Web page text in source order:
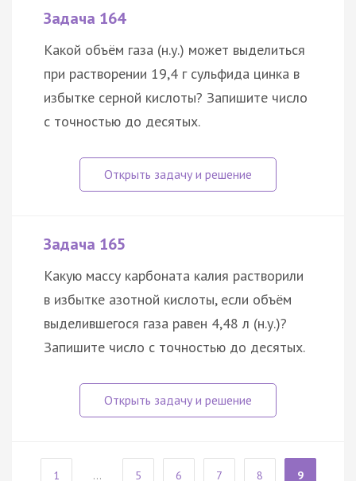
Задача 164
Какой объём газа (н.у.) может выделиться
при растворении 19,4 г сульфида цинка в
избытке серной кислоты? Запишите число
с точностью до десятых.
Задача 165
Какую массу карбоната калия растворили
в избытке азотной кислоты, если объём
выделившегося газа равен 4,48 л (н.у.)?
Запишите число с точностью до десятых.
1 ... 5 6 7 8 9